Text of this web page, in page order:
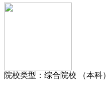
院校类型： 综合院校 （本科）